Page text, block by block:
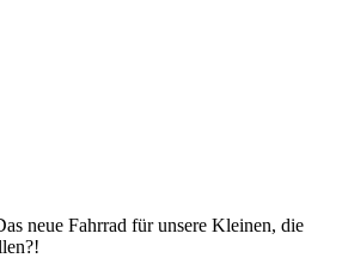
neue Fahrrad für unsere Kleinen, die